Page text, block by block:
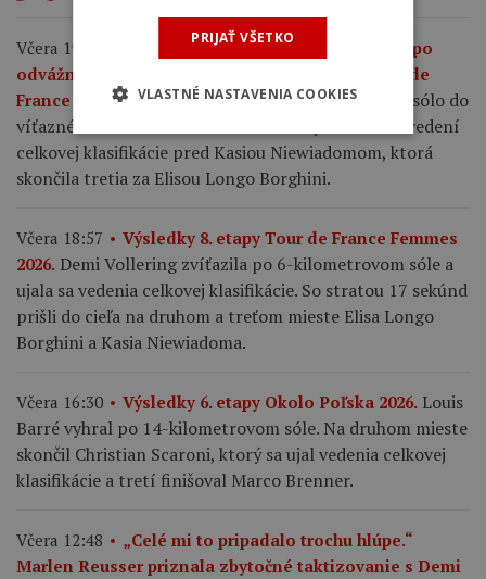
Včera 19:04
Demi Vollering ide do žltého dresu po
odvážnom útoku a víťazstve v ôsmej etape Tour de
France Femmes. Vollering dotiahla 6-kilometrové sólo do
víťazného konca a získala 8-sekundový náskok vo vedení
celkovej klasifikácie pred Kasiou Niewiadomom, ktorá
skončila tretia za Elisou Longo Borghini.
Včera 18:57
Výsledky 8. etapy Tour de France Femmes
2026. Demi Vollering zvíťazila po 6-kilometrovom sóle a
ujala sa vedenia celkovej klasifikácie. So stratou 17 sekúnd
prišli do cieľa na druhom a treťom mieste Elisa Longo
Borghini a Kasia Niewiadoma.
Včera 16:30 Výsledky 6. etapy Okolo Poľska 2026. Louis
Barré vyhral po 14-kilometrovom sóle. Na druhom mieste
skončil Christian Scaroni, ktorý sa ujal vedenia celkovej
klasifikácie a tretí finišoval Marco Brenner.
Včera 12:48
„Celé mi to pripadalo trochu hlúpe.“
Marlen Reusser priznala zbytočné taktizovanie s Demi
PRIJAŤ VŠETKO
VLASTNÉ NASTAVENIA COOKIES